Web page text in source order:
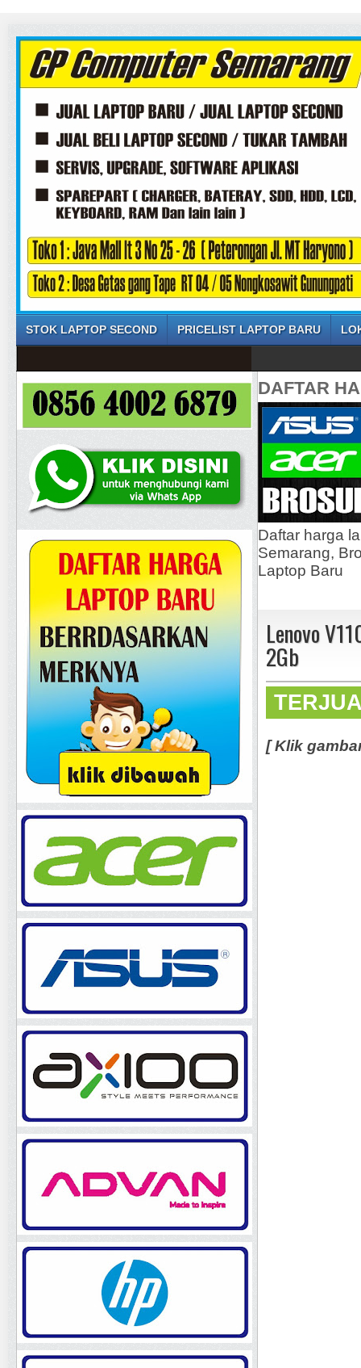
STOK LAPTOP SECOND PRICELIST LAPTOP BARU
DAFTAR
Daftar harga
Semarang,
Laptop Baru
Lenovo
2Gb
[ Klik